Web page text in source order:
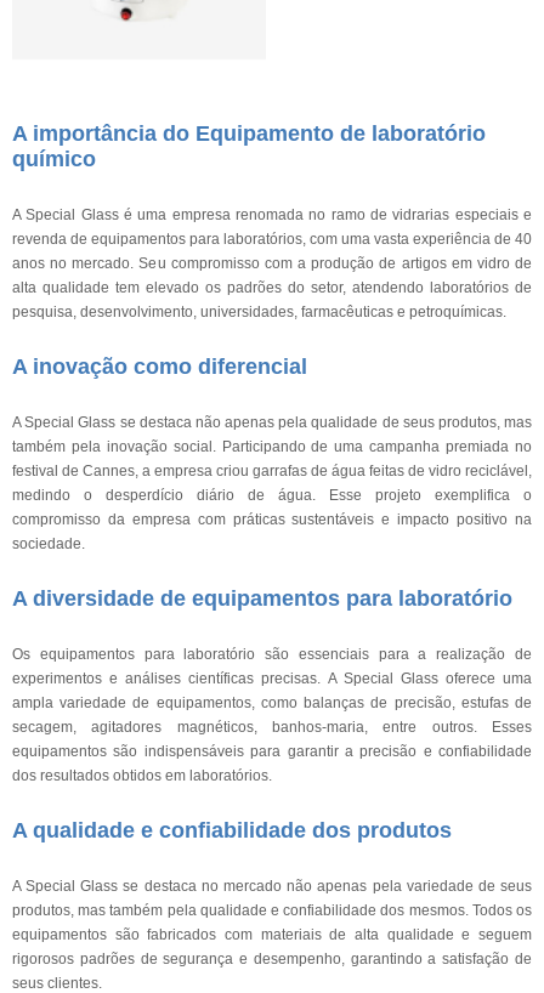
A importância do Equipamento de laboratório
químico
A Special Glass é uma empresa renomada no ramo de vidrarias especiais e
revenda de equipamentos para laboratórios, com uma vasta experiência de 40
anos no mercado. Seu compromisso com a produção de artigos em vidro de
alta qualidade tem elevado os padrões do setor, atendendo laboratórios de
pesquisa, desenvolvimento, universidades, farmacêuticas e petroquímicas.
A inovação como diferencial
A Special Glass se destaca não apenas pela qualidade de seus produtos, mas
também pela inovação social. Participando de uma campanha premiada no
festival de Cannes, a empresa criou garrafas de água feitas de vidro reciclável,
medindo o desperdício diário de água. Esse projeto exemplifica o
compromisso da empresa com práticas sustentáveis e impacto positivo na
sociedade.
A diversidade de equipamentos para laboratório
Os equipamentos para laboratório são essenciais para a realização de
experimentos e análises científicas precisas. A Special Glass oferece uma
ampla variedade de equipamentos, como balanças de precisão, estufas de
secagem, agitadores magnéticos, banhos-maria, entre outros. Esses
equipamentos são indispensáveis para garantir a precisão e confiabilidade
dos resultados obtidos em laboratórios.
A qualidade e confiabilidade dos produtos
A Special Glass se destaca no mercado não apenas pela variedade de seus
produtos, mas também pela qualidade e confiabilidade dos mesmos. Todos os
equipamentos são fabricados com materiais de alta qualidade e seguem
rigorosos padrões de segurança e desempenho, garantindo a satisfação de
seus clientes.